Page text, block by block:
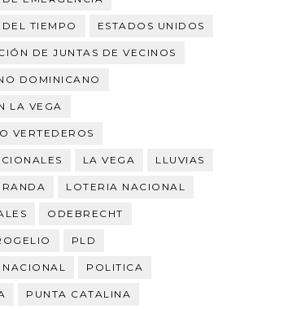
TIEMPO ESTADOS UNIDOS
DE JUNTAS DE VECINOS
DOMINICANO
LA VEGA
VERTEDEROS
LA VEGA LLUVIAS
LOTERIA NACIONAL
ODEBRECHT
PLD
POLITICA
PUNTA CATALINA